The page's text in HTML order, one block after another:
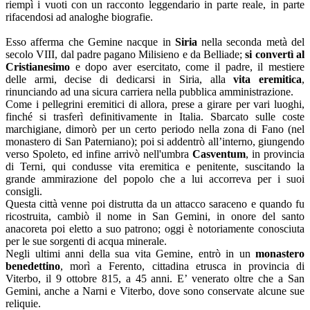
riempì i vuoti con un racconto leggendario in parte reale, in parte
rifacendosi ad analoghe biografie.
Esso afferma che Gemine nacque in Sirianella seconda metà del
secolo VIII, dal padre pagano Milisieno e da Belliade; si convertì al
Cristianesimo e dopo aver esercitato, come il padre, il mestiere
delle armi, decise di dedicarsi in Siria, alla vita eremitica,
rinunciando ad una sicura carriera nella pubblica amministrazione.
Come i pellegrini eremitici di allora, prese a girare per vari luoghi,
finché si trasferì definitivamente in Italia. Sbarcato sulle coste
marchigiane, dimorò per un certo periodo nella zona di Fano (nel
monastero di San Paterniano); poi si addentrò all’interno, giungendo
verso Spoleto, ed infine arrivò nell'umbra Casventum, in provincia
di Terni, qui condusse vita eremitica e penitente, suscitando la
grande ammirazione del popolo che a lui accorreva per i suoi
consigli.
Questa città venne poi distrutta da un attacco saraceno e quando fu
ricostruita, cambiò il nome in San Gemini, in onore del santo
anacoreta poi eletto a suo patrono; oggi è notoriamente conosciuta
per le sue sorgenti di acqua minerale.
Negli ultimi anni della sua vita Gemine, entrò in un monastero
benedettino, morì a Ferento, cittadina etrusca in provincia di
Viterbo, il 9 ottobre 815, a 45 anni. E’ venerato oltre che a San
Gemini, anche a Narni e Viterbo, dove sono conservate alcune sue
reliquie.